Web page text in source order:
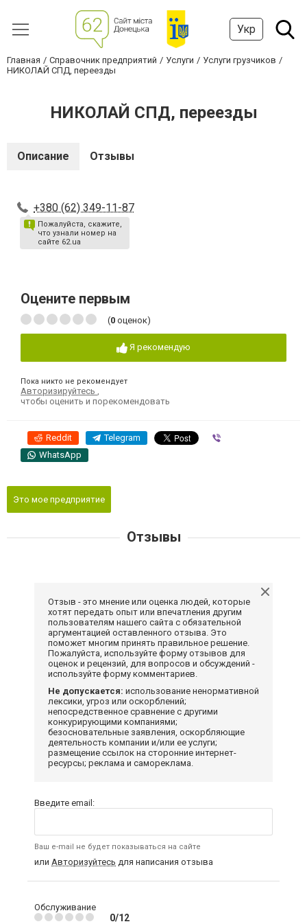
Укр
Главная Справочник предприятий Услуги
Услуги грузчиков
НИКОЛАЙ СПД, переезды
НИКОЛАЙ СПД, переезды
Описание Отзывы
+380 (62) 349-11-87
Пожалуйста, скажите,
что узнали номер на
сайте 62.ua
Оцените первым
(0 оценок)
Я рекомендую
Пока никто не рекомендует
Авторизируйтесь
чтобы оценить и порекомендовать
Reddit Telegram
WhatsApp
Это мое предприятие
Отзывы
Отзыв - это мнение или оценка людей, которые
хотят передать опыт или впечатления другим
пользователям нашего сайта с обязательной
аргументацией оставленного отзыва. Это
поможет многим принять правильное решение.
Пожалуйста, используйте форму отзывов для
оценок и рецензий, для вопросов и обсуждений -
используйте форму комментариев.
Не допускается: использование ненормативной
лексики, угроз или оскорблений;
непосредственное сравнение с другими
конкурирующими компаниями;
безосновательные заявления, оскорбляющие
деятельность компании и/или ее услуги;
размещение ссылок на сторонние интернет-
ресурсы; реклама и самореклама.
Введите email:
Ваш e-mail не будет показываться на сайте
или Авторизуйтесь для написания отзыва
Обслуживание
0/12